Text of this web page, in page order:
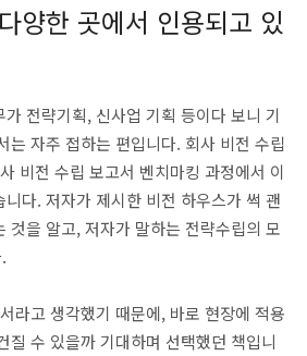
양한 곳에서 인용되고 있
전략기획, 신사업 기획 등이다 보니 기
는 자주 접하는 편입니다. 회사 비전 수립
비전 수립 보고서 벤치마킹 과정에서 이
다. 저자가 제시한 비전 하우스가 썩 괜
것을 알고, 저자가 말하는 전략수립의 모
라고 생각했기 때문에, 바로 현장에 적용
질 수 있을까 기대하며 선택했던 책입니